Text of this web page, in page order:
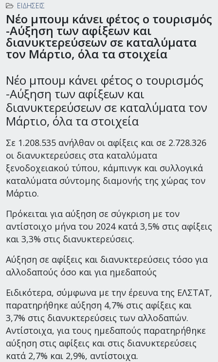
ΕΙΔΉΣΕΙΣ
Νέο μπουμ κάνει φέτος ο τουρισμός
-Αύξηση των αφίξεων και
διανυκτερεύσεων σε καταλύματα
τον Μάρτιο, όλα τα στοιχεία
Νέο μπουμ κάνει φέτος ο τουρισμός
-Αύξηση των αφίξεων και
διανυκτερεύσεων σε καταλύματα τον
Μάρτιο, όλα τα στοιχεία
Σε 1.208.535 ανήλθαν οι αφίξεις και σε 2.728.326
οι διανυκτερεύσεις στα καταλύματα
ξενοδοχειακού τύπου, κάμπινγκ και συλλογικά
καταλύματα σύντομης διαμονής της χώρας τον
Μάρτιο.
Πρόκειται για αύξηση σε σύγκριση με τον
αντίστοιχο μήνα του 2024 κατά 3,5% στις αφίξεις
και 3,3% στις διανυκτερεύσεις.
Αύξηση σε αφίξεις και διανυκτερεύσεις τόσο για
αλλοδαπούς όσο και για ημεδαπούς
Ειδικότερα, σύμφωνα με την έρευνα της ΕΛΣΤΑΤ,
παρατηρήθηκε αύξηση 4,7% στις αφίξεις και
3,7% στις διανυκτερεύσεις των αλλοδαπών.
Αντίστοιχα, για τους ημεδαπούς παρατηρήθηκε
αύξηση στις αφίξεις και στις διανυκτερεύσεις
κατά 2,7% και 2,9%, αντίστοιχα.